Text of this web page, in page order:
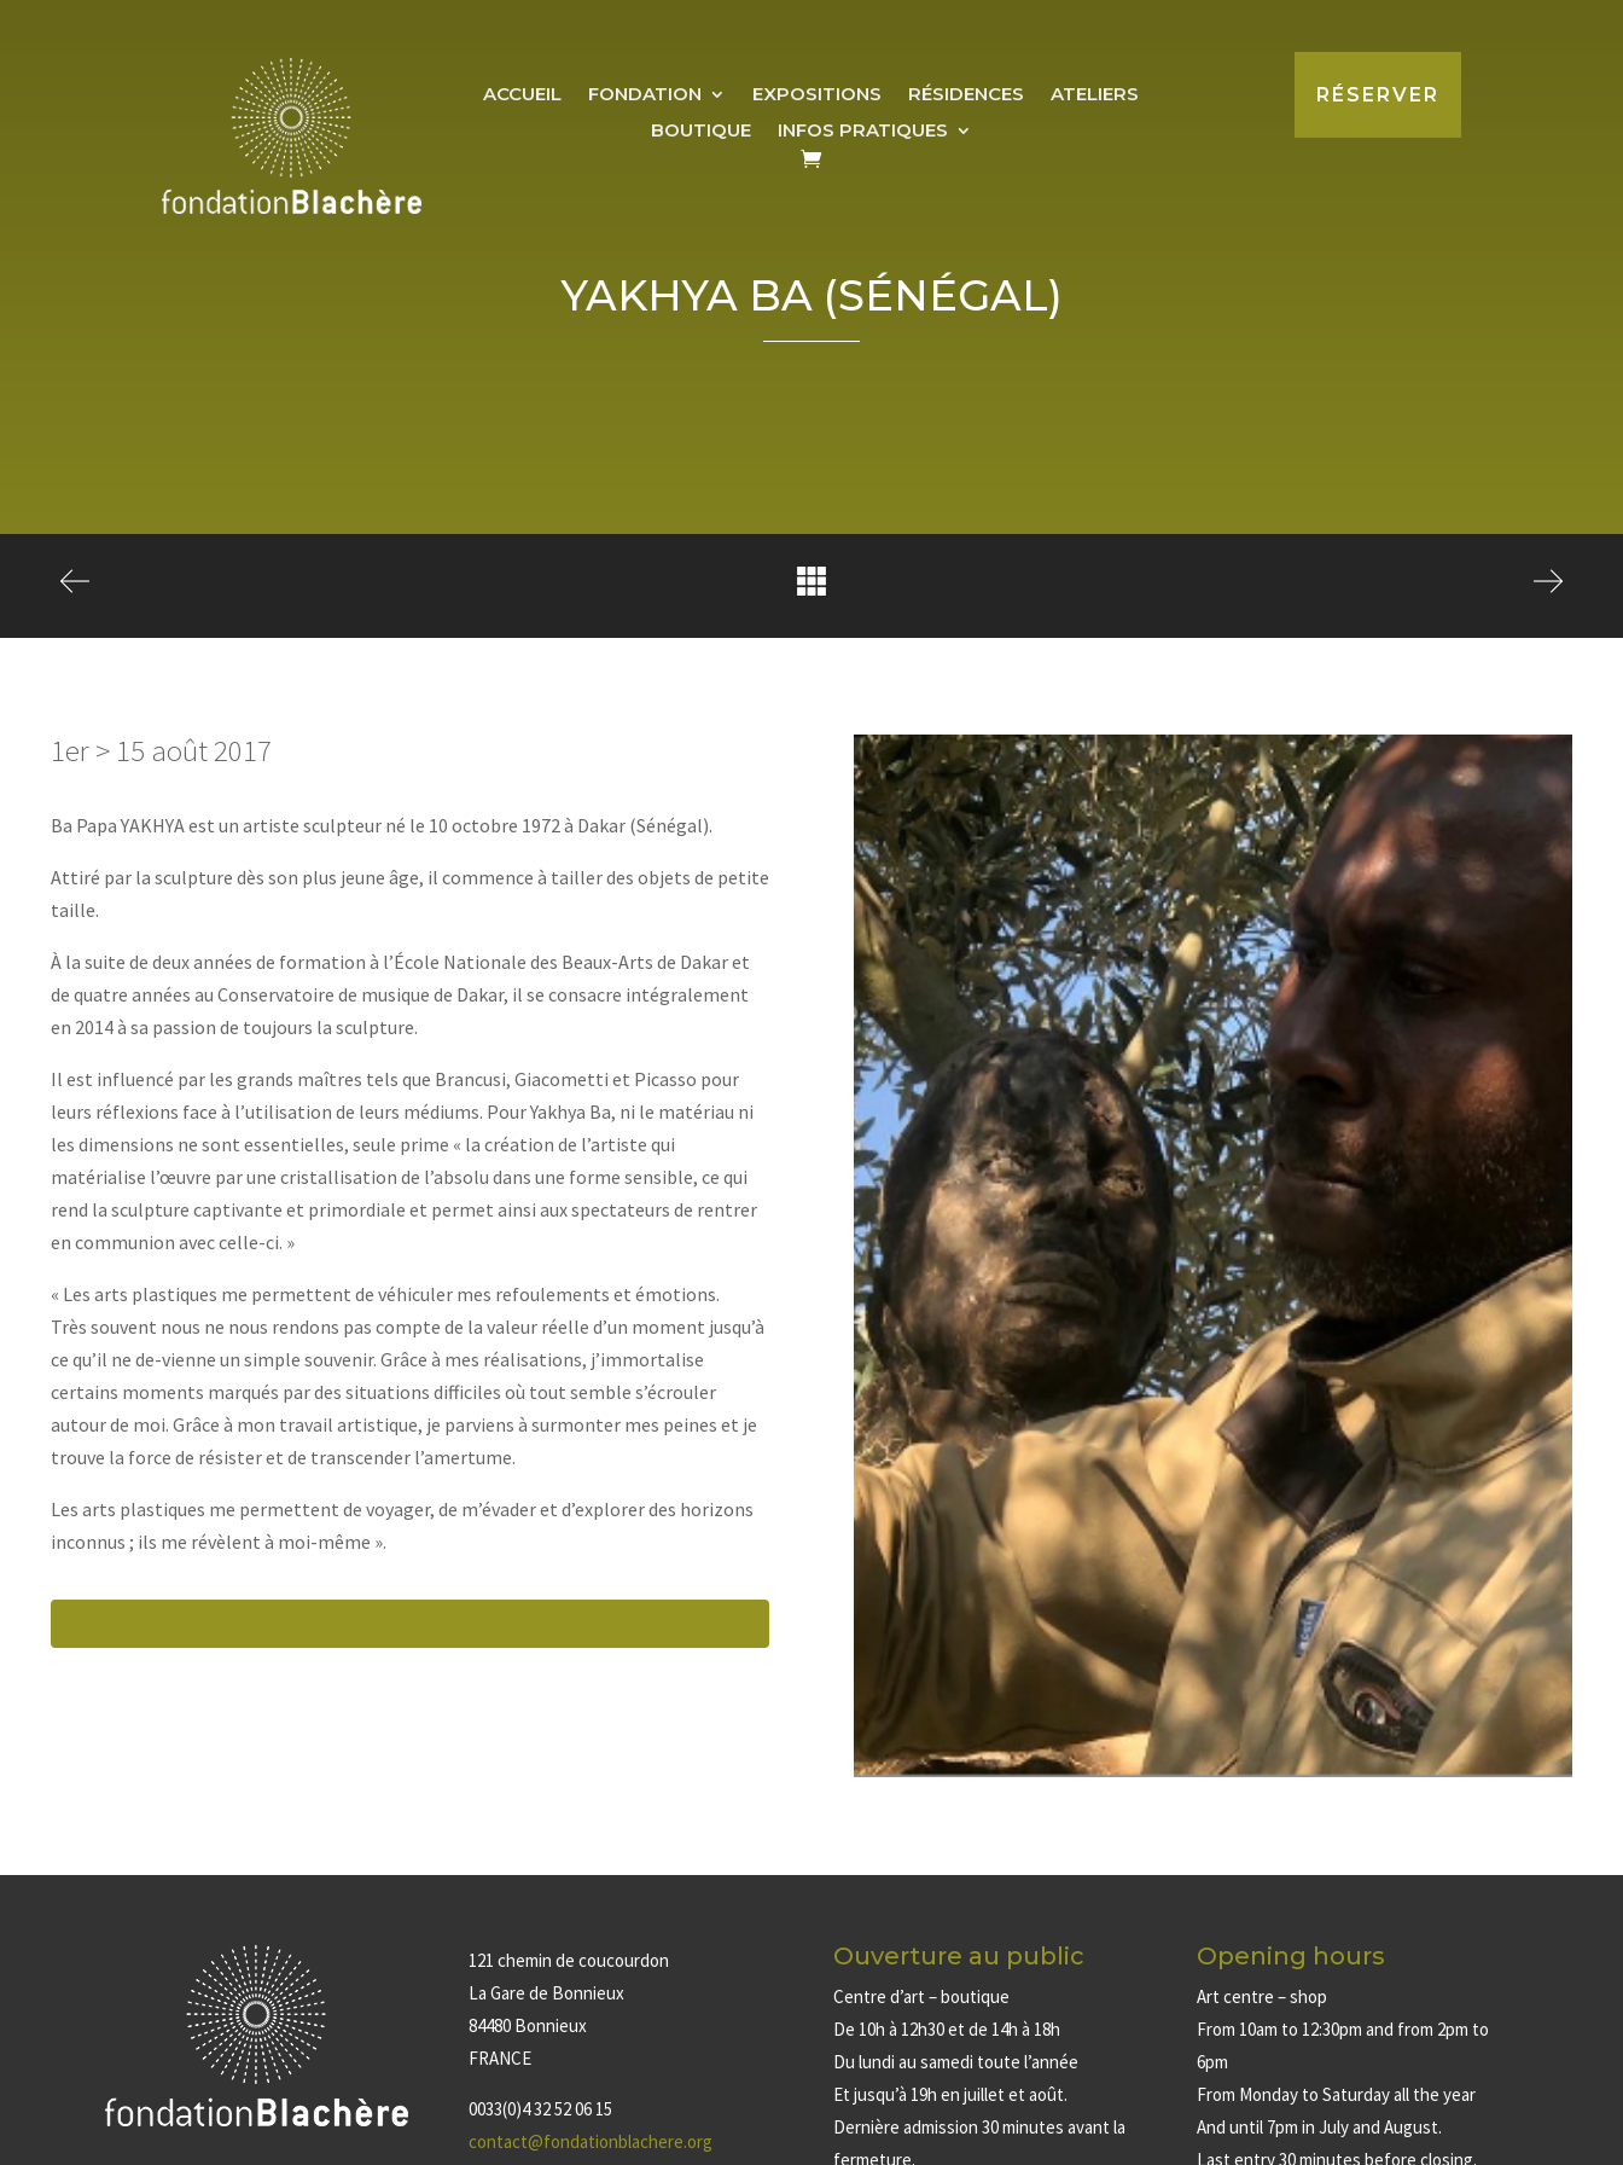
ACCUEIL FONDATION EXPOSITIONS RÉSIDENCES
ATELIERS
BOUTIQUE
INFOS PRATIQUES
RÉSERVER
YAKHYA BA (SÉNÉGAL)
1er > 15 août 2017
Ba Papa YAKHYA est un artiste sculpteur né le 10 octobre 1972 à Dakar (Sénégal).
Attiré par la sculpture dès son plus jeune âge, il commence à tailler des objets de petite
taille.
À la suite de deux années de formation à l’École Nationale des Beaux-Arts de Dakar et
de quatre années au Conservatoire de musique de Dakar, il se consacre intégralement
en 2014 à sa passion de toujours la sculpture.
Il est influencé par les grands maîtres tels que Brancusi, Giacometti et Picasso pour
leurs réflexions face à l’utilisation de leurs médiums. Pour Yakhya Ba, ni le matériau ni
les dimensions ne sont essentielles, seule prime « la création de l’artiste qui
matérialise l’œuvre par une cristallisation de l’absolu dans une forme sensible, ce qui
rend la sculpture captivante et primordiale et permet ainsi aux spectateurs de rentrer
en communion avec celle-ci. »
« Les arts plastiques me permettent de véhiculer mes refoulements et émotions.
Très souvent nous ne nous rendons pas compte de la valeur réelle d’un moment jusqu’à
ce qu’il ne de-vienne un simple souvenir. Grâce à mes réalisations, j’immortalise
certains moments marqués par des situations difficiles où tout semble s’écrouler
autour de moi. Grâce à mon travail artistique, je parviens à surmonter mes peines et je
trouve la force de résister et de transcender l’amertume.
Les arts plastiques me permettent de voyager, de m’évader et d’explorer des horizons
inconnus ; ils me révèlent à moi-même ».
121 chemin de coucourdon
La Gare de Bonnieux
84480 Bonnieux
FRANCE
0033(0)4 32 52 06 15
contact@fondationblachere.org
Ouverture au public
Centre d’art – boutique
De 10h à 12h30 et de 14h à 18h
Du lundi au samedi toute l’année
Et jusqu’à 19h en juillet et août.
Dernière admission 30 minutes avant la
fermeture.
Opening hours
Art centre – shop
From 10am to 12:30pm and from 2pm to
6pm
From Monday to Saturday all the year
And until 7pm in July and August.
Last entry 30 minutes before closing.